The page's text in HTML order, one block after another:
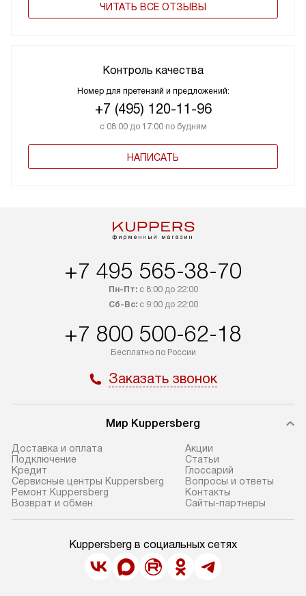
ЧИТАТЬ ВСЕ ОТЗЫВЫ
Контроль качества
Номер для претензий и предложений:
+7 (495) 120-11-96
с 08:00 до 17:00 по будням
НАПИСАТЬ
+7 495 565-38-70
Пн-Пт:с 8:00 до 22:00
Сб-Вс:с 9:00 до 22:00
+7 800 500-62-18
Бесплатно по России
Заказать звонок
Мир Kuppersberg
Доставка и оплата
Подключение
Кредит
Сервисные центры Kuppersberg
Ремонт Kuppersberg
Возврат и обмен
Акции
Cтатьи
Глоссарий
Вопросы и ответы
Контакты
Сайты-партнеры
Kuppersberg в социальных сетях